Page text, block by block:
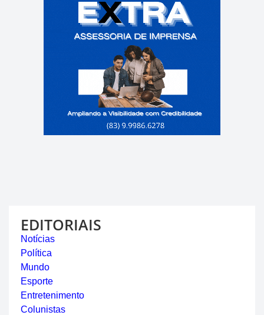
EDITORIAIS
Notícias
Política
Mundo
Esporte
Entretenimento
Colunistas